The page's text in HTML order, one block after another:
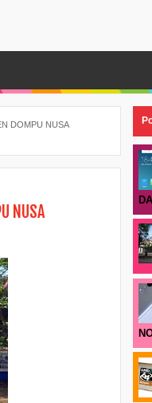
DOMPU NUSA
NUSA